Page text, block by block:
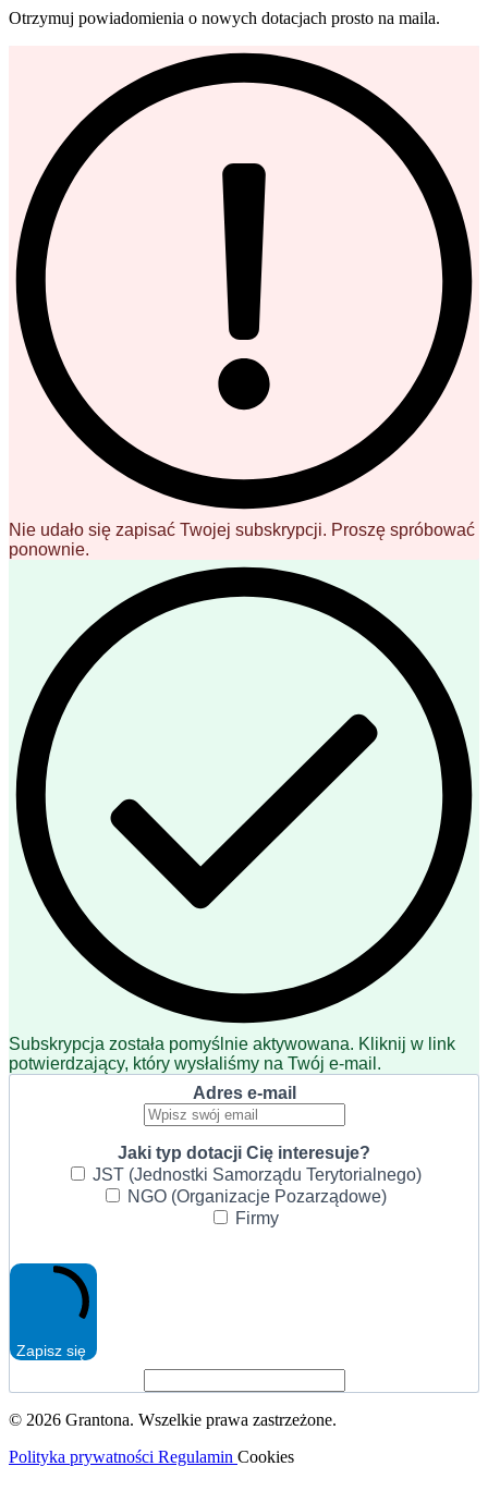
Otrzymuj powiadomienia o nowych dotacjach prosto na maila.
Nie udało się zapisać Twojej subskrypcji. Proszę spróbować
ponownie.
Subskrypcja została pomyślnie aktywowana. Kliknij w link
potwierdzający, który wysłaliśmy na Twój e-mail.
Adres e-mail
Jaki typ dotacji Cię interesuje?
JST (Jednostki Samorządu Terytorialnego)
NGO (Organizacje Pozarządowe)
Firmy
Zapisz się
© 2026 Grantona. Wszelkie prawa zastrzeżone.
Polityka prywatności Regulamin Cookies